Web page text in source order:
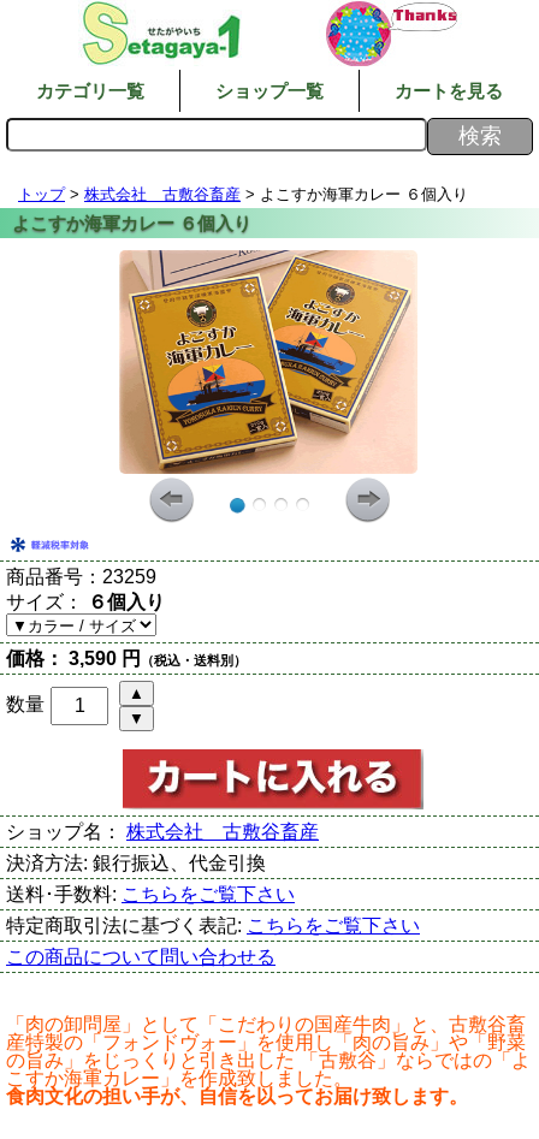
カテゴリ一覧 ショップ一覧 カートを見る
トップ> 株式会社 古敷谷畜産 > よこすか海軍カレー ６個入り
商品番号： 23259
サイズ： ６個入り
価格： 3,590 円 （税込・送料別）
数量
ショップ名： 株式会社 古敷谷畜産
決済方法: 銀行振込、代金引換
送料･手数料: こちらをご覧下さい
特定商取引法に基づく表記: こちらをご覧下さい
この商品について問い合わせる
「肉の卸問屋」として「こだわりの国産牛肉」と、古敷谷畜
産特製の「フォンドヴォー」を使用し「肉の旨み」や「野菜
の旨み」をじっくりと引き出した 「古敷谷」ならではの「よ
こすか海軍カレー」を作成致しました。
食肉文化の担い手が、自信を以ってお届け致します。